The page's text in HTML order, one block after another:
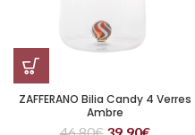
ZAFFERANO Bilia Candy 4 Verres
Ambre